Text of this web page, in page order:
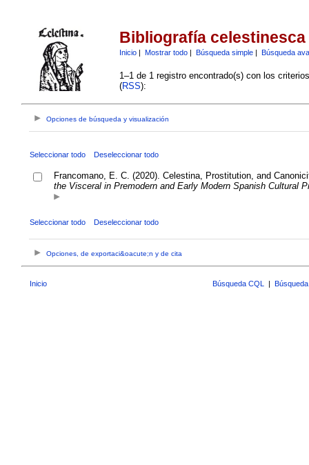
Bibliografía celestinesca
Inicio| Mostrar todo| Búsqueda simple| Búsqueda
1–1 de 1 registro encontrado(s) con los
(RSS):
Opciones de búsqueda y visualización
Seleccionar todo Deseleccionar todo
Francomano, E. C. (2020). Celestina, Prostitution, and
the Visceral in Premodern and Early Modern Spanish Cultural
Seleccionar todo Deseleccionar todo
Opciones, de exportaci&oacute;n y de cita
Inicio Búsqueda CQL |